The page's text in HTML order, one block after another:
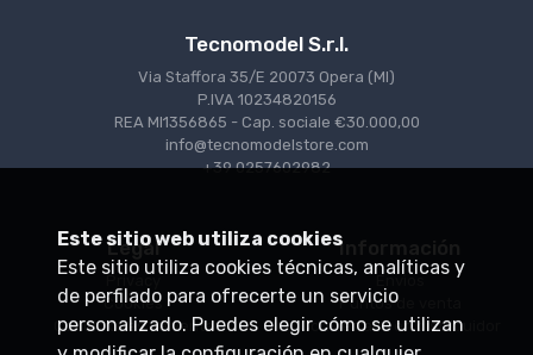
Tecnomodel S.r.l.
Via Staffora 35/E 20073 Opera (MI)
P.IVA 10234820156
REA MI1356865 - Cap. sociale €30.000,00
info@tecnomodelstore.com
+39 0257602982
Legal
Cookies
Condiciones de venta
Información
Puntos de venta
Conviértase en distribuidor
Este sitio web utiliza cookies
Este sitio utiliza cookies técnicas, analíticas y
de perfilado para ofrecerte un servicio
personalizado. Puedes elegir cómo se utilizan